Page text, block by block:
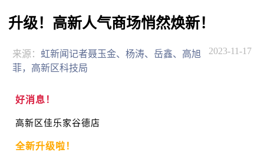
升级！高新人气商场悄然焕新！
来源： 虹新闻记者聂玉金、杨涛、岳鑫、高旭
菲，高新区科技局
2023-11-17
好消息！
高新区佳乐家谷德店
全新升级啦！